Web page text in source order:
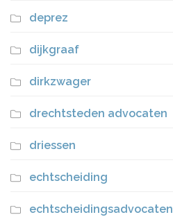
deprez
dijkgraaf
dirkzwager
drechtsteden advocaten
driessen
echtscheiding
echtscheidingsadvocaten